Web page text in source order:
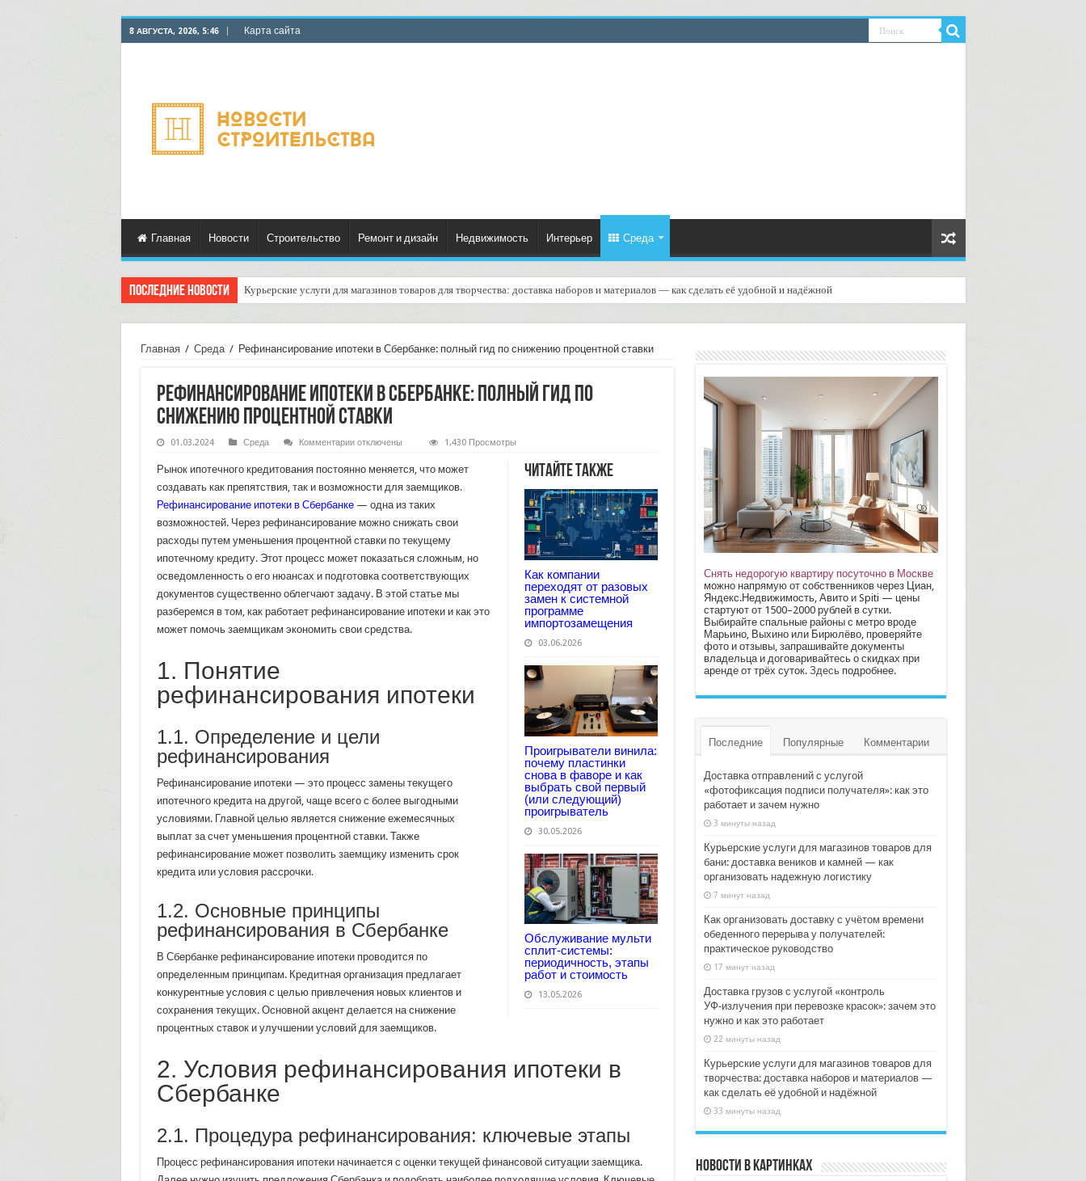
8 АВГУСТА, 2026, 5:46 Карта сайта
Главная Новости Строительство Ремонт и дизайн Недвижимость Интерьер Среда
Последние новости Курьерские услуги для магазинов товаров для творчества: доставка наборов и материалов — как сделать её удобной и надёжной
Как настроить автоматическое уведомление о смене курьера в заказе: практическое руководство
Главная / Среда / Рефинансирование ипотеки в Сбербанке: полный гид по снижению процентной ставки
Рефинансирование ипотеки в Сбербанке: полный гид по
снижению процентной ставки
01.03.2024 Среда Комментариик
ипотеки
в
Сбербанке:
полный
по
снижению
процентной
ставки
отключены 1,430 Просмотры
Читайте также
Как компании
переходят от разовых
замен к системной
программе
импортозамещения
03.06.2026
Проигрыватели винила:
почему пластинки
снова в фаворе и как
выбрать свой первый
(или следующий)
проигрыватель
30.05.2026
Обслуживание мульти
сплит-системы:
периодичность, этапы
работ и стоимость
13.05.2026
Рынок ипотечного кредитования постоянно меняется, что может
создавать как препятствия, так и возможности для заемщиков.
Рефинансирование ипотеки в Сбербанке— одна из таких
возможностей. Через рефинансирование можно снижать свои
расходы путем уменьшения процентной ставки по текущему
ипотечному кредиту. Этот процесс может показаться сложным, но
осведомленность о его нюансах и подготовка соответствующих
документов существенно облегчают задачу. В этой статье мы
разберемся в том, как работает рефинансирование ипотеки и как это
может помочь заемщикам экономить свои средства.
1. Понятие
рефинансирования ипотеки
1.1. Определение и цели
рефинансирования
Рефинансирование ипотеки — это процесс замены текущего
ипотечного кредита на другой, чаще всего с более выгодными
условиями. Главной целью является снижение ежемесячных
выплат за счет уменьшения процентной ставки. Также
рефинансирование может позволить заемщику изменить срок
кредита или условия рассрочки.
1.2. Основные принципы
рефинансирования в Сбербанке
В Сбербанке рефинансирование ипотеки проводится по
определенным принципам. Кредитная организация предлагает
конкурентные условия с целью привлечения новых клиентов и
сохранения текущих. Основной акцент делается на снижение
процентных ставок и улучшении условий для заемщиков.
2. Условия рефинансирования ипотеки в
Сбербанке
2.1. Процедура рефинансирования: ключевые этапы
Процесс рефинансирования ипотеки начинается с оценки текущей финансовой ситуации заемщика.
Снять недорогую квартиру посуточно в Москве
можно напрямую от собственников через Циан,
Яндекс.Недвижимость, Авито и Spiti — цены
стартуют от 1500–2000 рублей в сутки.
Выбирайте спальные районы с метро вроде
Марьино, Выхино или Бирюлёво, проверяйте
фото и отзывы, запрашивайте документы
владельца и договаривайтесь о скидках при
аренде от трёх суток. Здесьподробнее.
Последние Популярные Комментарии
Доставка отправлений с услугой
«фотофиксация подписи получателя»: как это
работает и зачем нужно
3 минуты назад
Курьерские услуги для магазинов товаров для
бани: доставка веников и камней — как
организовать надежную логистику
7 минут назад
Как организовать доставку с учётом времени
обеденного перерыва у получателей:
практическое руководство
17 минут назад
Доставка грузов с услугой «контроль
УФ‑излучения при перевозке красок»: зачем это
нужно и как это работает
22 минуты назад
Курьерские услуги для магазинов товаров для
творчества: доставка наборов и материалов —
как сделать её удобной и надёжной
33 минуты назад
Новости в картинках